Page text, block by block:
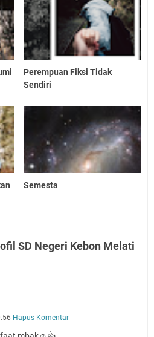
Perempuan Fiksi Tidak
Sendiri
Semesta
SD Negeri Kebon Melati
Hapus Komentar